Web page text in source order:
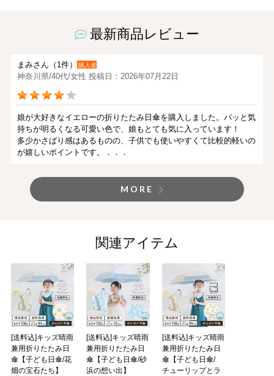
最新商品レビュー
まみさん（1件） 購入者
神奈川県/40代/女性 投稿日：2026年07月22日
娘が大好きなイエローの折りたたみ日傘を購入しました。パッと気
持ちが明るくなる可愛い色で、娘もとても気に入っています！
多少かさばり感はあるものの、子供でも使いやすくて比較的軽いの
が嬉しいポイントです。．．．
MORE
関連アイテム
[送料込]キッズ晴雨
兼用折りたたみ日
傘【子ども日傘/花
畑の宝石たち】
[送料込]キッズ晴雨
兼用折りたたみ日
傘【子ども日傘/砂
浜の想い出】
[送料込]キッズ晴雨
兼用折りたたみ日
傘【子ども日傘/
チューリップとラ